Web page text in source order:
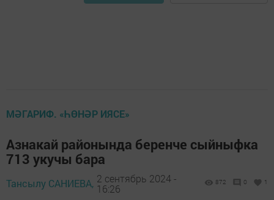
МӘГАРИФ. «ҺӨНӘР ИЯСЕ»
Азнакай районында беренче сыйныфка
713 укучы бара
Тансылу САНИЕВА, 2 сентябрь 2024 -
16:26
872 0 1